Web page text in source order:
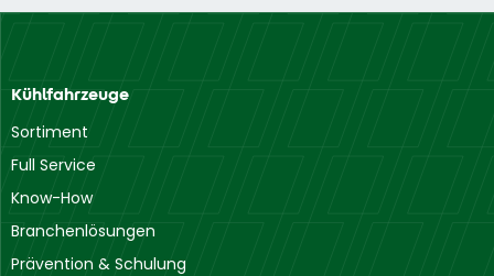
Kühlfahrzeuge
Sortiment
Full Service
Know-How
Branchenlösungen
Prävention & Schulung